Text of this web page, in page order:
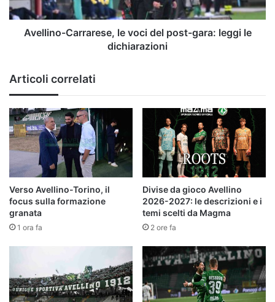
leggi
le
dichiarazioni
Avellino-Carrarese, le voci del post-gara: leggi le
dichiarazioni
Articoli correlati
Verso Avellino-Torino, il
focus sulla formazione
granata
1 ora fa
Divise da gioco Avellino
2026-2027: le descrizioni e i
temi scelti da Magma
2 ore fa